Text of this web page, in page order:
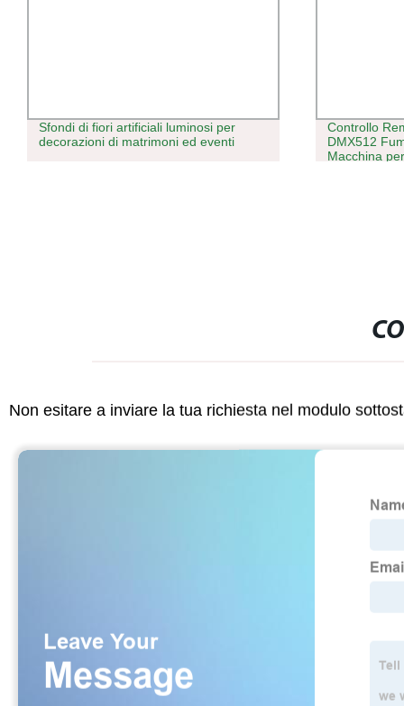
Sfondi di fiori artificiali luminosi per
decorazioni di matrimoni ed eventi
Controllo
DMX512
Macchina
Non esitare a inviare la tua richiesta nel modulo